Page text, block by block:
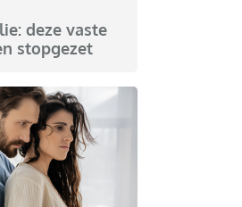
deze vaste
stopgezet